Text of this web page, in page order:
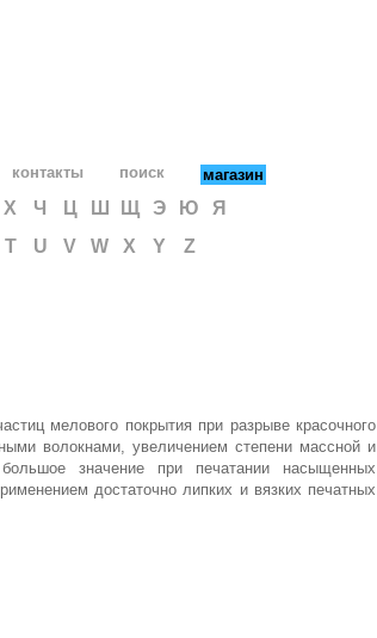
Х Ч Ц Ш Щ Э Ю
Я
T U V W X Y
Z
контакты поиск магазин
мелового покрытия при разрыве красочного
волокнами, увеличением степени массной и
значение при печатании насыщенных
достаточно липких и вязких печатных